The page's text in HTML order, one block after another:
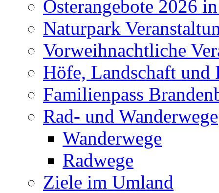
Osterangebote 2026
Naturpark
Vorweihnachtliche
Höfe, Landschaft und
Familienpass
Rad- und Wanderwege
Wanderwege
Radwege
Ziele im Umland